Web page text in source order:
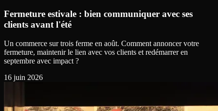
Fermeture estivale : bien communiquer avec ses
clients avant l'été
Un commerce sur trois ferme en août. Comment annoncer votre
fermeture, maintenir le lien avec vos clients et redémarrer en
septembre avec impact ?
16 juin 2026